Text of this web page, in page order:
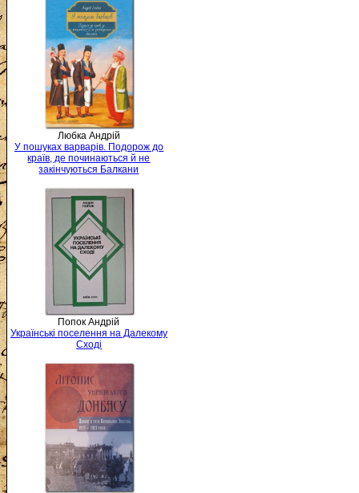
Любка Андрій
У пошуках варварів. Подорож до
країв, де починаються й не
закінчуються Балкани
Попок Андрій
Українські поселення на Далекому
Сході